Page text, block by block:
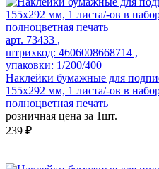
арт. 73433 ,
штрихкод: 4606008668714 ,
упаковки: 1/200/400
Наклейки бумажные для
155х292 мм, 1 листа/-ов в
полноцветная печать
розничная цена за 1шт.
239 ₽